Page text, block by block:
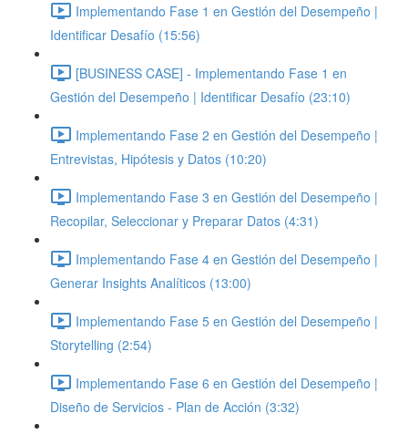
Implementando Fase 1 en Gestión del Desempeño |
Identificar Desafío (15:56)
[BUSINESS CASE] - Implementando Fase 1 en
Gestión del Desempeño | Identificar Desafío (23:10)
Implementando Fase 2 en Gestión del Desempeño |
Entrevistas, Hipótesis y Datos (10:20)
Implementando Fase 3 en Gestión del Desempeño |
Recopilar, Seleccionar y Preparar Datos (4:31)
Implementando Fase 4 en Gestión del Desempeño |
Generar Insights Analíticos (13:00)
Implementando Fase 5 en Gestión del Desempeño |
Storytelling (2:54)
Implementando Fase 6 en Gestión del Desempeño |
Diseño de Servicios - Plan de Acción (3:32)